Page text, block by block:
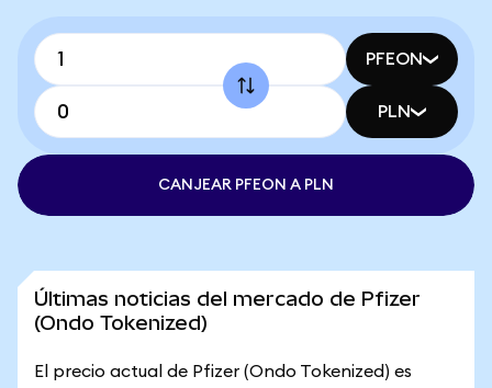
PFEON
PLN
CANJEAR PFEON A PLN
Últimas noticias del mercado de Pfizer
(Ondo Tokenized)
El precio actual de Pfizer (Ondo Tokenized) es